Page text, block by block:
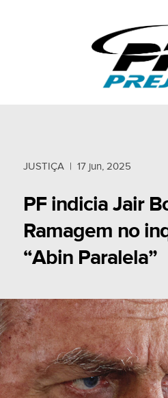
JUSTIÇA| 17 jun, 2025
PF indicia Jair
Ramagem no
“Abin Paralela”